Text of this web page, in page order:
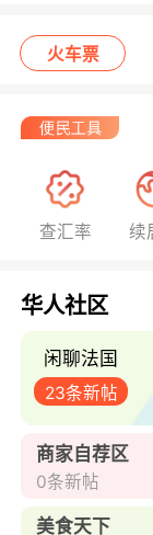
火车票
查汇率 续
华人社区
闲聊法国
23条新帖
商家自荐区
0条新帖
美食天下